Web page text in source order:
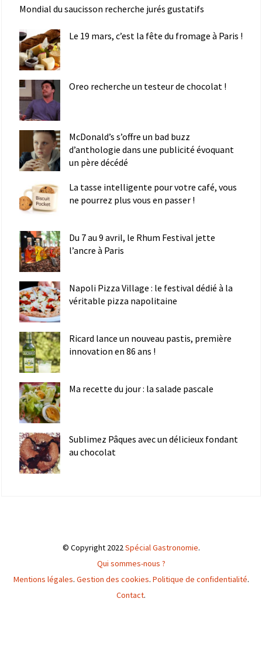
Mondial du saucisson recherche jurés gustatifs
Le 19 mars, c’est la fête du fromage à Paris !
Oreo recherche un testeur de chocolat !
McDonald’s s’offre un bad buzz
d’anthologie dans une publicité évoquant
un père décédé
La tasse intelligente pour votre café, vous
ne pourrez plus vous en passer !
Du 7 au 9 avril, le Rhum Festival jette
l’ancre à Paris
Napoli Pizza Village : le festival dédié à la
véritable pizza napolitaine
Ricard lance un nouveau pastis, première
innovation en 86 ans !
Ma recette du jour : la salade pascale
Sublimez Pâques avec un délicieux fondant
au chocolat
© Copyright 2022Spécial Gastronomie.
Qui sommes-nous ?
Mentions légales. Gestion des cookies. Politique de confidentialité.
Contact.